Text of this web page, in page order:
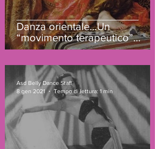
Danza orientale...Un
“movimento terapeutico”
come rinascita femminile
Asd Belly Dance Staff
8 gen 2021
Tempo di lettura: 1 min